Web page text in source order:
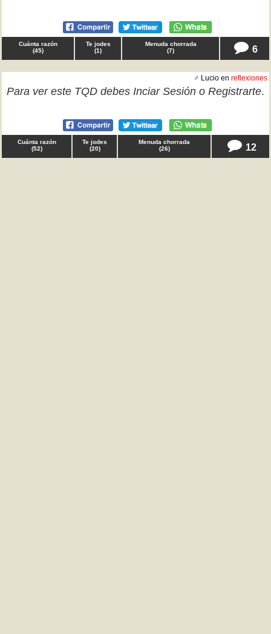
Cuánta razón
(45)
Te jodes
(1)
Menuda chorrada
(7) 6
♂ Lucio en reflexiones
Para ver este TQD debes Inciar Sesión o Registrarte.
Cuánta razón
(52)
Te jodes
(20)
Menuda chorrada
(26) 12